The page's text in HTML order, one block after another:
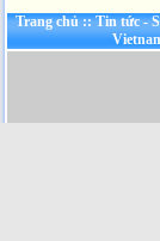
Trang chủ::Tin tức -